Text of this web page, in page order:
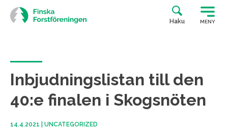
suoraan
sisältöön
Haku MENY
Inbjudningslistan till den
40:e finalen i Skogsnöten
14.4.2021 UNCATEGORIZED